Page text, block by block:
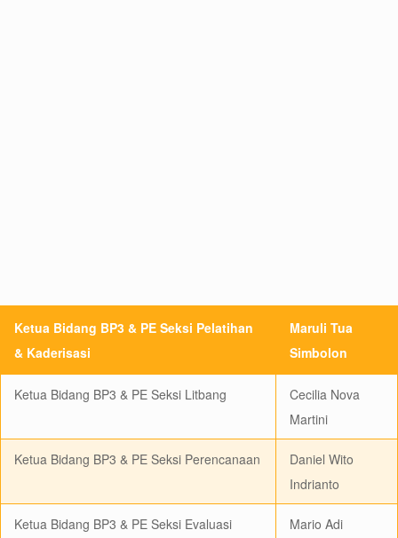
Ketua Bidang BP3 & PE Seksi Pelatihan
& Kaderisasi
Maruli Tua
Simbolon
Ketua Bidang BP3 & PE Seksi Litbang
Cecilia Nova
Martini
Ketua Bidang BP3 & PE Seksi Perencanaan
Daniel Wito
Indrianto
Ketua Bidang BP3 & PE Seksi Evaluasi
Mario Adi